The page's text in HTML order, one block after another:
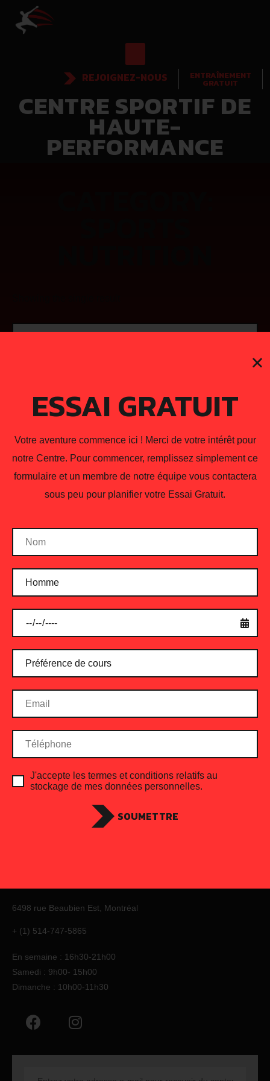
REJOIGNEZ-NOUS ENTRAÎNEMENT
GRATUIT
CENTRE SPORTIF DE
HAUTE-
PERFORMANCE
Protein Bar Chocolate
8.00
ADD TO CART
FOLLOW #CENTRE_SPORTIF_DE_HAUTE_PERFORMANCE
6498 rue Beaubien Est, Montréal
+ (1) 514-747-5865
En semaine : 16h30-21h00
Samedi : 9h00- 15h00
Dimanche : 10h00-11h30
ESSAI GRATUIT
Votre aventure commence ici ! Merci de votre intérêt pour
notre Centre. Pour commencer, remplissez simplement ce
formulaire et un membre de notre équipe vous contactera
sous peu pour planifier votre Essai Gratuit.
J'accepte les termes et conditions relatifs au
stockage de mes données personnelles.
SOUMETTRE